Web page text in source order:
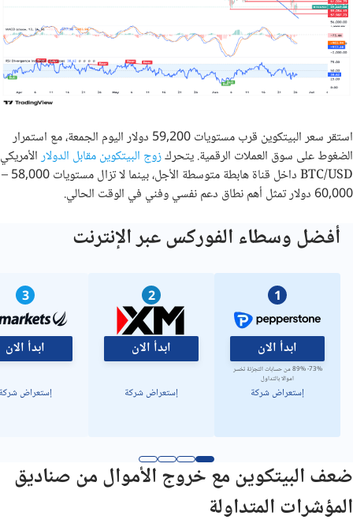
استقر سعر البيتكوين قرب مستويات 59,200 دولار اليوم الجمعة، مع استمرار
الضغوط على سوق العملات الرقمية. يتحركزوج البيتكوين مقابل الدولارالأمريكي
BTC/USD داخل قناة هابطة متوسطة الأجل، بينما لا تزال مستويات 58,000 –
60,000 دولار تمثل أهم نطاق دعم نفسي وفني في الوقت الحالي.
أفضل وسطاء الفوركس عبر الإنترنت
1
ابدأ الان
73%- 89% من حسابات التجزئة تخسر
اموالا بالتداول
إستعراض شركة
2
ابدأ الان
إستعراض شركة
3
ابدأ الان
إستعراض
ضعف البيتكوين مع خروج الأموال من صناديق
المؤشرات المتداولة